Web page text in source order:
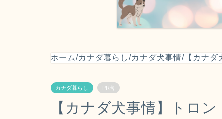
ホーム/カナダ暮らし/カナダ犬事情/ 【カナ
カナダ暮らし PR含
【カナダ犬事情】トロ